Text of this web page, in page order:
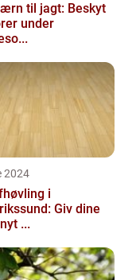
til jagt: Beskyt
under
2024
i
Giv dine
...